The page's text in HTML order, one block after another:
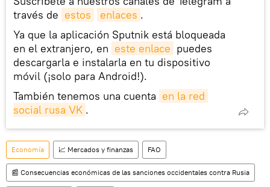
través de estos enlaces .
Ya que la aplicación Sputnik está bloqueada
en el extranjero, en este enlace puedes
descargarla e instalarla en tu dispositivo
móvil (¡solo para Android!).
También tenemos una cuenta en la red
social rusa VK .
Economía 📈 Mercados y finanzas FAO
📰 Consecuencias económicas de las sanciones occidentales contra Rusia